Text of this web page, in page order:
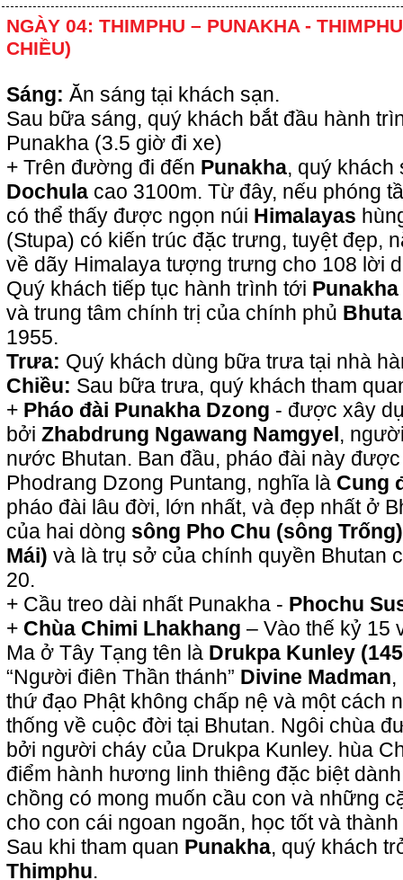
NGÀY 04: THIMPHU – PUNAKHA -
CHIỀU)
Sáng: Ăn sáng tại khách sạn.
Sau bữa sáng, quý khách bắt đầu hành
Punakha (3.5 giờ đi xe)
+ Trên đường đi đến Punakha, quý
Dochula cao 3100m. Từ đây, nếu phóng
có thể thấy được ngọn núi Himalayas
(Stupa) có kiến trúc đặc trưng, tuyệt đẹp,
về dãy Himalaya tượng trưng cho 108 lời
Quý khách tiếp tục hành trình tới Punakha
và trung tâm chính trị của chính phủ
1955.
Trưa: Quý khách dùng bữa trưa tại nhà
Chiều: Sau bữa trưa, quý khách tham
+ Pháo đài Punakha Dzong - được xây
bởi Zhabdrung Ngawang Namgyel,
nước Bhutan. Ban đầu, pháo đài này
Phodrang Dzong Puntang, nghĩa là Cung
pháo đài lâu đời, lớn nhất, và đẹp nhất ở
của hai dòng sông Pho Chu (sông
Mái) và là trụ sở của chính quyền Bhutan
20.
+ Cầu treo dài nhất Punakha - Phochu
+ Chùa Chimi Lhakhang – Vào thế kỷ 15
Ma ở Tây Tạng tên là Drukpa Kunley
“Người điên Thần thánh” Divine Madman,
thứ đạo Phật không chấp nệ và một cách
thống về cuộc đời tại Bhutan. Ngôi chùa
bởi người cháy của Drukpa Kunley. hùa
điểm hành hương linh thiêng đặc biệt
chồng có mong muốn cầu con và những
cho con cái ngoan ngoãn, học tốt và thành
Sau khi tham quan Punakha, quý khách
Thimphu.